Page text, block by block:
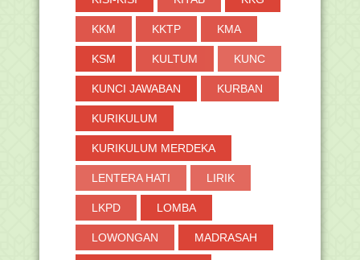
2018(264)
2017(371)
►2016(2)
KKM KKTP KMA
KSM KULTUM KUNC
KUNCI JAWABAN KURBAN
KURIKULUM
KURIKULUM MERDEKA
LENTERA HATI LIRIK
LKPD LOMBA
LOWONGAN MADRASAH